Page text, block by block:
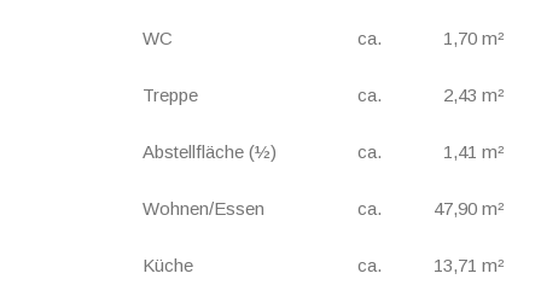
WC ca. 1,70 m²
Treppe ca. 2,43 m²
Abstellfläche (½) ca. 1,41 m²
Wohnen/Essen ca. 47,90 m²
Küche ca. 13,71 m²